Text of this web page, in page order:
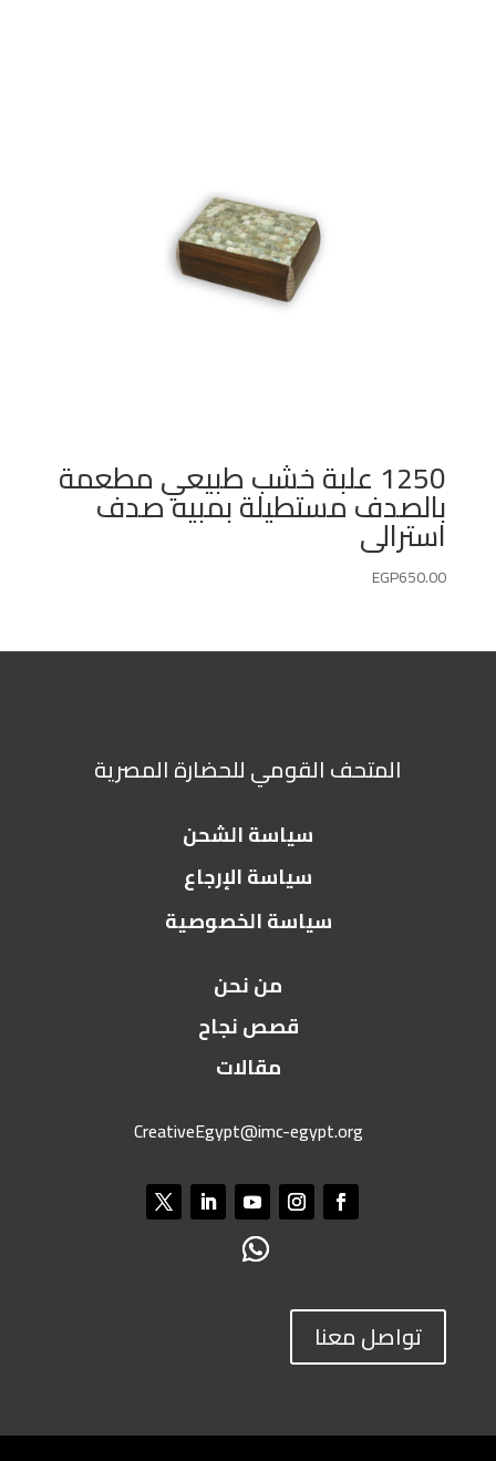
1250 علبة خشب طبيعي مطعمة
بالصدف مستطيلة بمبيه صدف
استرالى
EGP650.00
المتحف القومي للحضارة المصرية
سياسة الشحن
سياسة الإرجاع
سياسة الخصوصية
من نحن
قصص نجاح
مقالات
CreativeEgypt@imc-egypt.org
تواصل معنا